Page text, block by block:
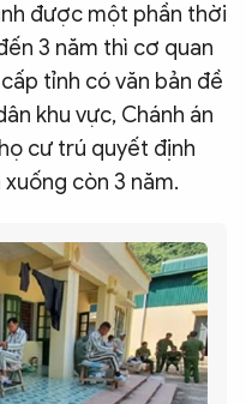
được một phần thời
3 năm thì cơ quan
tỉnh có văn bản đề
khu vực, Chánh án
cư trú quyết định
còn 3 năm.